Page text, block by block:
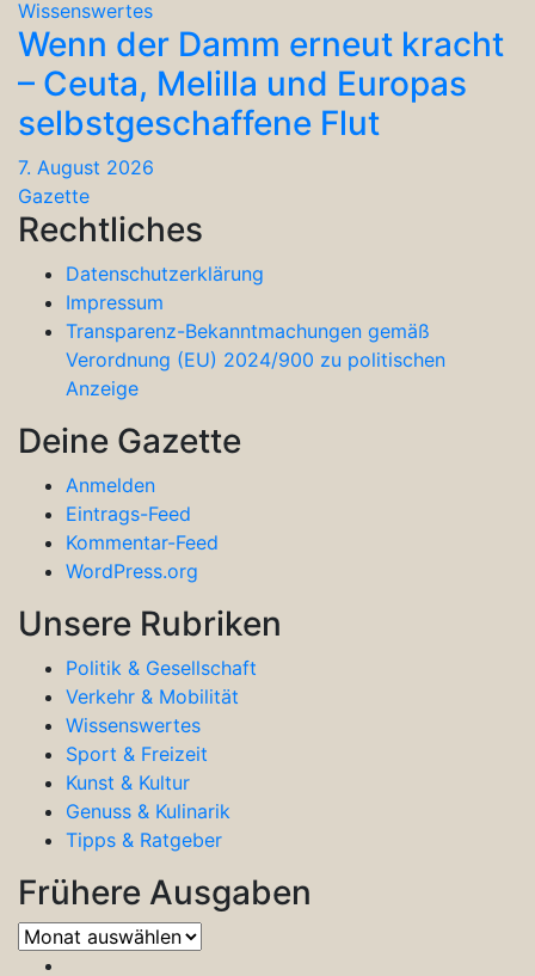
Wissenswertes
Wenn der Damm erneut kracht
– Ceuta, Melilla und Europas
selbstgeschaffene Flut
7. August 2026
Gazette
Rechtliches
Datenschutzerklärung
Impressum
Transparenz-Bekanntmachungen gemäß
Verordnung (EU) 2024/900 zu politischen
Anzeige
Deine Gazette
Anmelden
Eintrags-Feed
Kommentar-Feed
WordPress.org
Unsere Rubriken
Politik & Gesellschaft
Verkehr & Mobilität
Wissenswertes
Sport & Freizeit
Kunst & Kultur
Genuss & Kulinarik
Tipps & Ratgeber
Frühere Ausgaben
Frühere
Ausgaben